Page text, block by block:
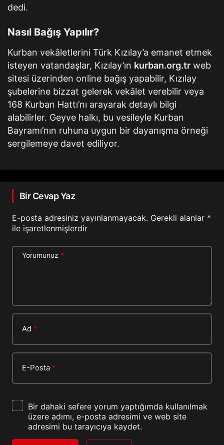
dedi.
Nasıl Bağış Yapılır?
Kurban vekâletlerini Türk Kızılay’a emanet etmek
isteyen vatandaşlar, Kızılay’ın kurban.org.tr web
sitesi üzerinden online bağış yapabilir, Kızılay
şubelerine bizzat gelerek vekâlet verebilir veya
168 Kurban Hattı’nı arayarak detaylı bilgi
alabilirler. Geyve halkı, bu vesileyle Kurban
Bayramı’nın ruhuna uygun bir dayanışma örneği
sergilemeye davet ediliyor.
Bir Cevap Yaz
E-posta adresiniz yayınlanmayacak. Gerekli alanlar *
ile işaretlenmişlerdir
Yorumunuz *
Ad *
E-Posta *
Bir dahaki sefere yorum yaptığımda kullanılmak
üzere adımı, e-posta adresimi ve web site
adresimi bu tarayıcıya kaydet.